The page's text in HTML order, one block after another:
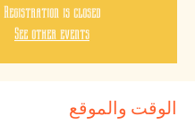
Registration is closed
See other events
الوقت والموقع